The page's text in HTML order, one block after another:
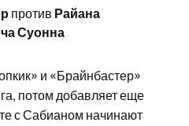
против Райана
Суонна
и «Брайнбастер»
потом добавляет еще
с Сабианом начинают